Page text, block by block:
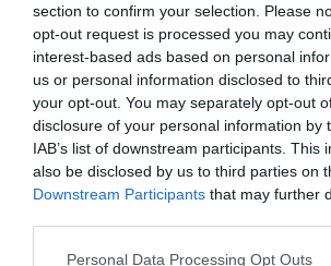
section to confirm your selection. Please
opt-out request is processed you may
interest-based ads based on personal
us or personal information disclosed to
your opt-out. You may separately opt-out
disclosure of your personal information by
IAB’s list of downstream participants. This
also be disclosed by us to third parties on
Downstream Participants that may further
Personal Data Processing Opt Outs